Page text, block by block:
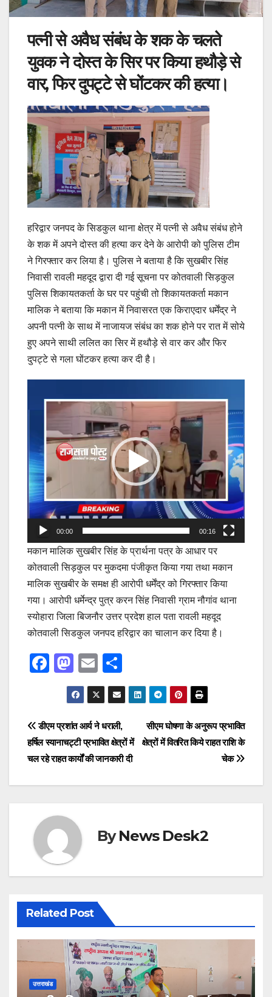
पत्नी से अवैध संबंध के शक के चलते
युवक ने दोस्त के सिर पर किया हथौड़े से
वार, फिर दुपट्टे से घोंटकर की हत्या।
हरिद्वार जनपद के सिडकुल थाना क्षेत्र में पत्नी से अवैध संबंध होने
के शक में अपने दोस्त की हत्या कर देने के आरोपी को पुलिस टीम
ने गिरफ्तार कर लिया है। पुलिस ने बताया है कि सुखबीर सिंह
निवासी रावली महदूद द्वारा दी गई सूचना पर कोतवाली सिड़कुल
पुलिस शिकायतकर्ता के घर पर पहुंची तो शिकायतकर्ता मकान
मालिक ने बताया कि मकान में निवासरत एक किराएदार धर्मेंद्र ने
अपनी पत्नी के साथ में नाजायज संबंध का शक होने पर रात में सोये
हुए अपने साथी ललित का सिर में हथौड़े से वार कर और फिर
दुपट्टे से गला घोंटकर हत्या कर दी है।
Player
00:00 00:16
मकान मालिक सुखबीर सिंह के प्रार्थना पत्र के आधार पर
कोतवाली सिड़कुल पर मुकदमा पंजीकृत किया गया तथा मकान
मालिक सुखबीर के समक्ष ही आरोपी धर्मेंद्र को गिरफ्तार किया
गया। आरोपी धर्मेन्द्र पुत्र करन सिंह निवासी ग्राम नौगांव थाना
स्योहारा जिला बिजनौर उत्तर प्रदेश हाल पता रावली महदूद
कोतवाली सिडकुल जनपद हरिद्वार का चालान कर दिया है।
F
e
b
o
o
M
a
st
o
d
o
n
E
m
ail
h
ar
Post
navigation
सीएम घोषणा के अनुरूप प्रभावित
क्षेत्रों में वितरित किये राहत राशि के
चेक
डीएम प्रशांत आर्य ने धराली,
हर्षिल स्यानाचट्टी प्रभावित क्षेत्रों में
चल रहे राहत कार्यों की जानकारी दी
ByNews Desk2
Related Post
उत्तराखंड